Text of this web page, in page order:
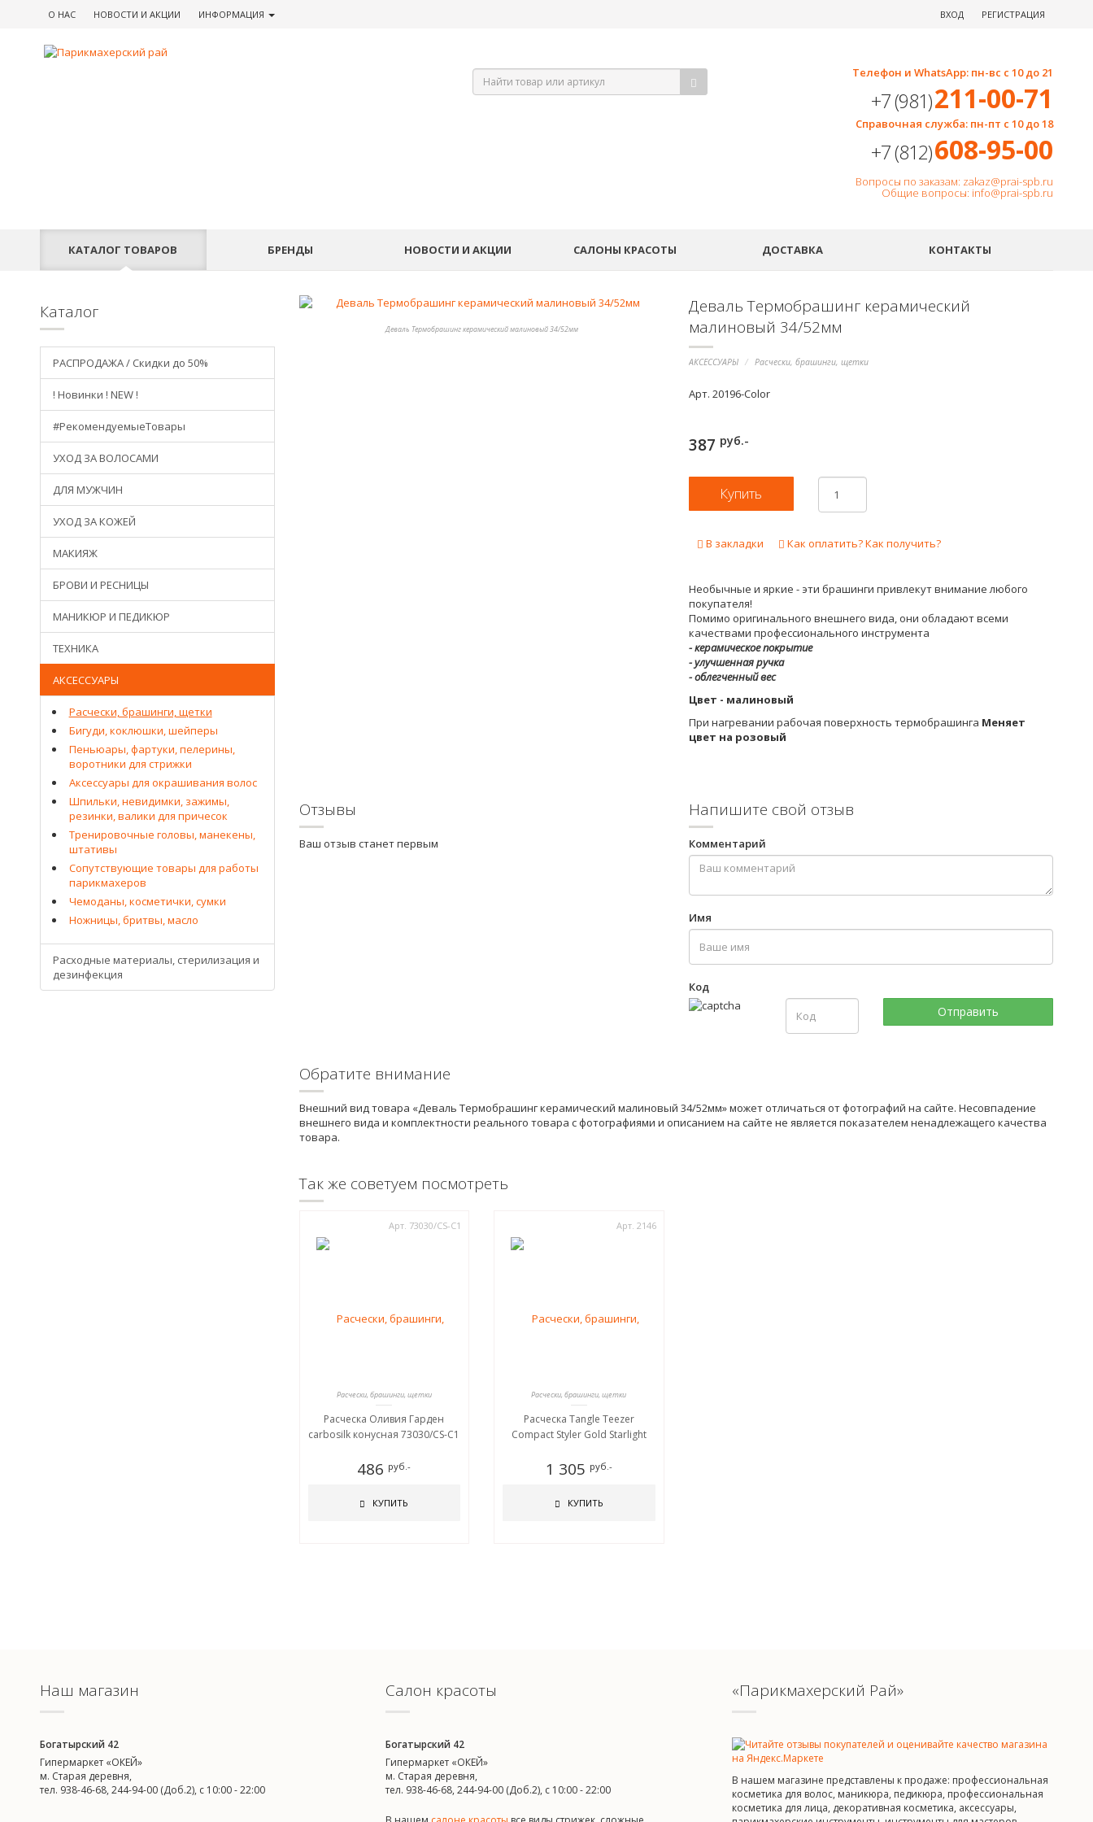
О НАС НОВОСТИ И АКЦИИ ИНФОРМАЦИЯ ВХОД РЕГИСТРАЦИЯ
Телефон и WhatsApp: пн-вс с 10 до 21
+7 (981)211-00-71
Справочная служба: пн-пт с 10 до 18
+7 (812)608-95-00
Вопросы по заказам: zakaz@prai-spb.ru
Общие вопросы: info@prai-spb.ru
КАТАЛОГ ТОВАРОВ БРЕНДЫ НОВОСТИ И АКЦИИ САЛОНЫ КРАСОТЫ ДОСТАВКА КОНТАКТЫ
Деваль Термобрашинг керамический малиновый 34/52мм
Деваль Термобрашинг керамический
малиновый 34/52мм
АКСЕССУАРЫ Расчески, брашинги, щетки
Арт. 20196-Color
387 руб.-
В закладки Как оплатить? Как получить?
Необычные и яркие - эти брашинги привлекут внимание любого
покупателя!
Помимо оригинального внешнего вида, они обладают всеми
качествами профессионального инструмента
- керамическое покрытие
- улучшенная ручка
- облегченный вес
Цвет - малиновый
При нагревании рабочая поверхность термобрашинга Меняет
цвет на розовый
Отзывы
Ваш отзыв станет первым
Напишите свой отзыв
Комментарий
Имя
Код
Обратите внимание
Внешний вид товара «Деваль Термобрашинг керамический малиновый 34/52мм» может отличаться от фотографий на сайте. Несовпадение
внешнего вида и комплектности реального товара с фотографиями и описанием на сайте не является показателем ненадлежащего качества
товара.
Так же советуем посмотреть
Арт. 73030/СS-C1
Расчески, брашинги, щетки
Расческа Оливия Гарден
carbosilk конусная 73030/СS-C1
486 руб.-
КУПИТЬ
Арт. 2146
Расчески, брашинги, щетки
Расческа Tangle Teezer
Compact Styler Gold Starlight
1 305 руб.-
КУПИТЬ
Каталог
РАСПРОДАЖА / Скидки до 50%
! Новинки ! NEW !
#РекомендуемыеТовары
УХОД ЗА ВОЛОСАМИ
ДЛЯ МУЖЧИН
УХОД ЗА КОЖЕЙ
МАКИЯЖ
БРОВИ И РЕСНИЦЫ
МАНИКЮР И ПЕДИКЮР
ТЕХНИКА
АКСЕССУАРЫ
Расчески, брашинги, щетки
Бигуди, коклюшки, шейперы
Пеньюары, фартуки, пелерины,
воротники для стрижки
Аксессуары для окрашивания волос
Шпильки, невидимки, зажимы,
резинки, валики для причесок
Тренировочные головы, манекены,
штативы
Сопутствующие товары для работы
парикмахеров
Чемоданы, косметички, сумки
Ножницы, бритвы, масло
Расходные материалы, стерилизация и
дезинфекция
Наш магазин
Богатырский 42
Гипермаркет «ОКЕЙ»
м. Старая деревня,
тел. 938-46-68, 244-94-00 (Доб.2), c 10:00 - 22:00
Салон красоты
Богатырский 42
Гипермаркет «ОКЕЙ»
м. Старая деревня,
тел. 938-46-68, 244-94-00 (Доб.2), c 10:00 - 22:00
«Парикмахерский Рай»
В нашем магазине представлены к продаже: профессиональная
косметика для волос, маникюра, педикюра, профессиональная
косметика для лица, декоративная косметика, аксессуары,